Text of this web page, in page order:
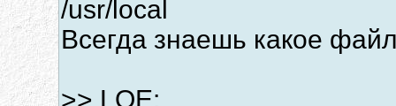
/usr/local
Всегда знаешь какое
>> LOE: